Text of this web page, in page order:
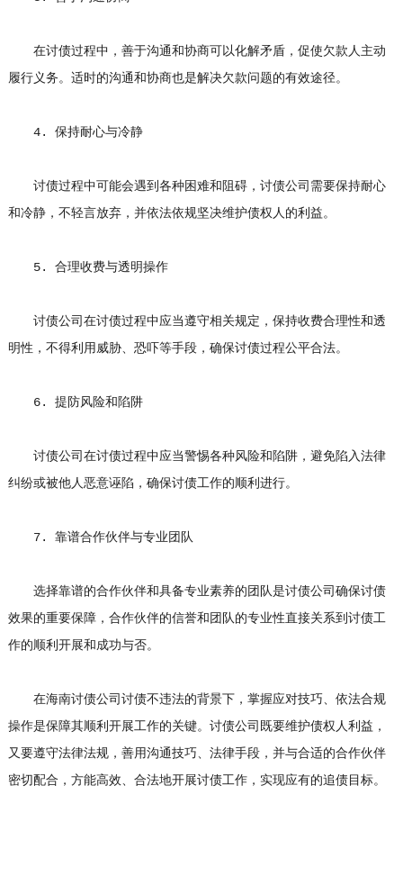
在讨债过程中，善于沟通和协商可以化解矛盾，促使欠款人主动
履行义务。适时的沟通和协商也是解决欠款问题的有效途径。
4. 保持耐心与冷静
讨债过程中可能会遇到各种困难和阻碍，讨债公司需要保持耐心
和冷静，不轻言放弃，并依法依规坚决维护债权人的利益。
5. 合理收费与透明操作
讨债公司在讨债过程中应当遵守相关规定，保持收费合理性和透
明性，不得利用威胁、恐吓等手段，确保讨债过程公平合法。
6. 提防风险和陷阱
讨债公司在讨债过程中应当警惕各种风险和陷阱，避免陷入法律
纠纷或被他人恶意诬陷，确保讨债工作的顺利进行。
7. 靠谱合作伙伴与专业团队
选择靠谱的合作伙伴和具备专业素养的团队是讨债公司确保讨债
效果的重要保障，合作伙伴的信誉和团队的专业性直接关系到讨债工
作的顺利开展和成功与否。
在海南讨债公司讨债不违法的背景下，掌握应对技巧、依法合规
操作是保障其顺利开展工作的关键。讨债公司既要维护债权人利益，
又要遵守法律法规，善用沟通技巧、法律手段，并与合适的合作伙伴
密切配合，方能高效、合法地开展讨债工作，实现应有的追债目标。